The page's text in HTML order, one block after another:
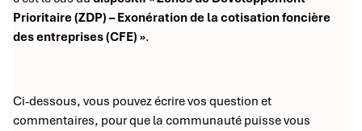
Prioritaire (ZDP) – Exonération de la cotisation foncière
des entreprises (CFE) ».
Ci-dessous, vous pouvez écrire vos question et
commentaires, pour que la communauté puisse vous